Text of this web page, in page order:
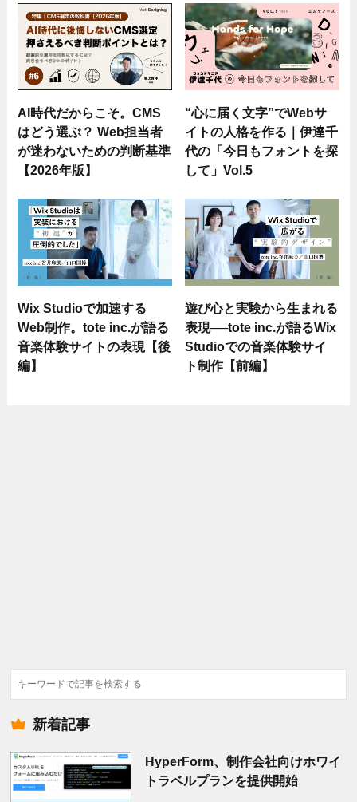
AI時代だからこそ。CMS
はどう選ぶ？ Web担当者
が迷わないための判断基準
【2026年版】
“心に届く文字”でWebサ
イトの人格を作る｜伊達千
代の「今日もフォントを探
して」Vol.5
Wix Studioで加速する
Web制作。tote inc.が語る
音楽体験サイトの表現【後
編】
遊び心と実験から生まれる
表現──tote inc.が語るWix
Studioでの音楽体験サイ
ト制作【前編】
検
索
新着記事
HyperForm、制作会社向けホワイ
トラベルプランを提供開始